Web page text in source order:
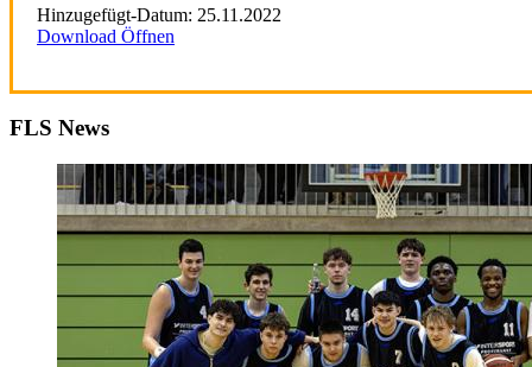
Hinzugefügt-Datum: 25.11.2022
Download Öffnen
FLS News